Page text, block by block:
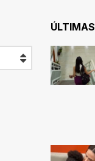
ÚLTIMAS